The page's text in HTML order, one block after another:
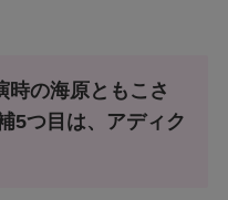
時の海原ともこさ
5つ目は、アディク